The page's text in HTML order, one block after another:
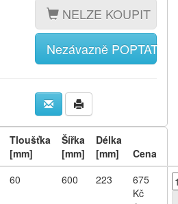
NELZE KOUPIT
Nezávazně POPTAT
Tloušťka
[mm]
Šířka
[mm]
Délka
[mm]
Cena
60 600 223
675
Kč